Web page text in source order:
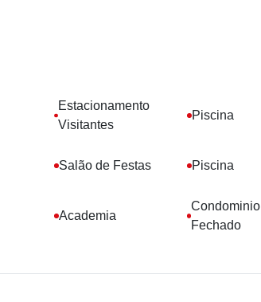
Estacionamento
Visitantes
Piscina
Salão de Festas Piscina
Academia
Condominio
Fechado